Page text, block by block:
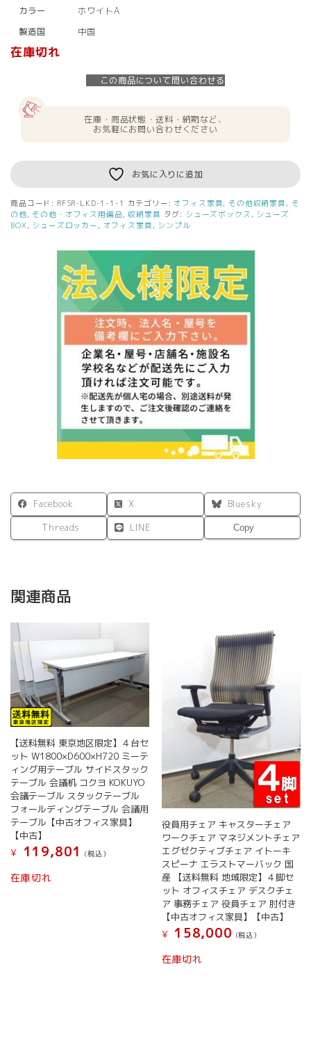
カラー
ホワイトA
製造国
中国
在庫切れ
この商品について問い合わせる
在庫・商品状態・送料・納期など、
お気軽にお問い合わせください
お気に入りに追加
商品コード: RFSR-LKD-1-1-1 カテゴリー: オフィス家具,その他収納家具 , そ
の他,その他・オフィス用備品,収納家具 タグ: シューズボックス , シューズ
BOX , シューズロッカー , オフィス家具 , シンプル
Facebook X
Bluesky
Threads
LINE Copy
関連商品
【送料無料 東京地区限定】４台セ
ット W1800×D600×H720 ミーテ
ィング用テーブル サイドスタック
テーブル 会議机 コクヨ KOKUYO
会議テーブル スタックテーブル
フォールディングテーブル 会議用
テーブル【中古オフィス家具】
【中古】
¥
119,801 (税込）
在庫切れ
役員用チェア キャスターチェア
ワークチェア マネジメントチェア
エグゼクティブチェア イトーキ
スピーナ エラストマーバック 国
産 【送料無料 地域限定】４脚セ
ット オフィスチェア デスクチェ
ア 事務チェア 役員チェア 肘付き
【中古オフィス家具】【中古】
¥
158,000 (税込）
在庫切れ